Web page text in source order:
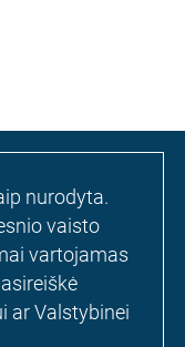
nurodyta.
vaisto
vartojamas
ar Valstybinei